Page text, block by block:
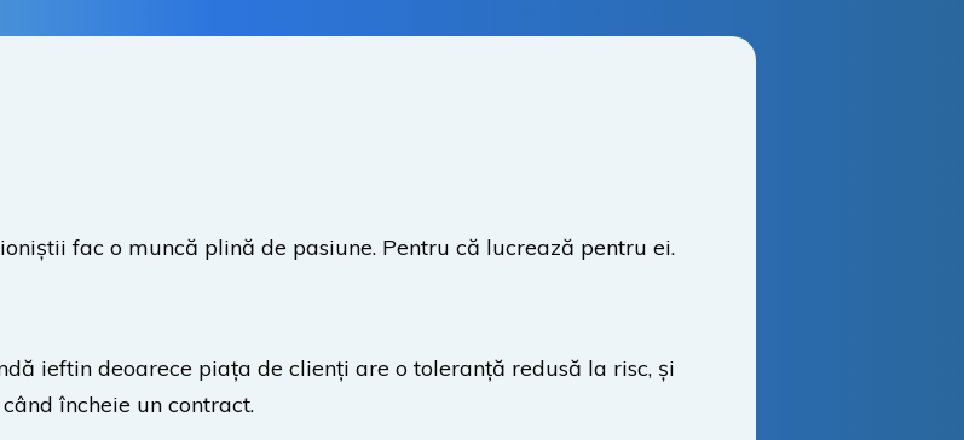
fac o muncă plină de pasiune. Pentru că lucrează pentru ei.
ieftin deoarece piața de clienți are o toleranță redusă la risc, și
încheie un contract.